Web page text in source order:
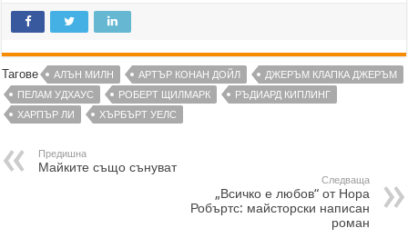
Тагове АЛЪН МИЛН АРТЪР КОНАН ДОЙЛ
ДЖЕРЪМ КЛАПКА ДЖЕРЪМ
ПЕЛАМ УДХАУС
РОБЕРТ ЩИЛМАРК
РЪДИАРД КИПЛИНГ
ХАРПЪР ЛИ
ХЪРБЪРТ УЕЛС
Предишна
Майките също сънуват
Следваща
„Всичко е любов“ от Нора
Робъртс: майсторски написан
роман